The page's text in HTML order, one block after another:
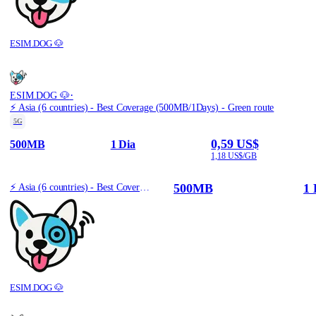
ESIM.DOG 🐶
ESIM.DOG 🐶·
⚡️ Asia (6 countries) - Best Coverage (500MB/1Days) - Green route
5G
500MB 1 Dia 0,59 US$
1,18 US$/GB
ESIM.DOG 🐶
500MB 1